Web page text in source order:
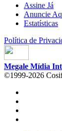
Assine Já
Anuncie
Estatísticas
Política de
Megale Mídia
©1999-2026